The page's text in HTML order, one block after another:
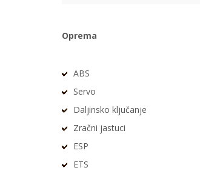
Oprema
ABS
Servo
Daljinsko ključanje
Zračni jastuci
ESP
ETS